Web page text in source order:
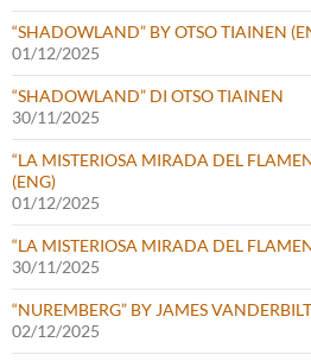
“SHADOWLAND” BY OTSO TIAINEN
01/12/2025
“SHADOWLAND” DI OTSO TIAINEN
30/11/2025
“LA MISTERIOSA MIRADA DEL
(ENG)
01/12/2025
“LA MISTERIOSA MIRADA DEL
30/11/2025
“NUREMBERG” BY JAMES
02/12/2025